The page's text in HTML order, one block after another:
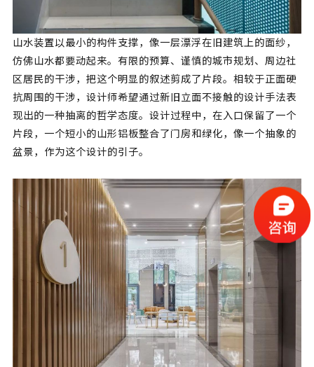
山水装置以最小的构件支撑，像一层漂浮在旧建筑上的面纱，
仿佛山水都要动起来。有限的预算、谨慎的城市规划、周边社
区居民的干涉，把这个明显的叙述剪成了片段。相较于正面硬
抗周围的干涉，设计师希望通过新旧立面不接触的设计手法表
现出的一种抽离的哲学态度。设计过程中，在入口保留了一个
片段，一个短小的山形铝板整合了门房和绿化，像一个抽象的
盆景，作为这个设计的引子。